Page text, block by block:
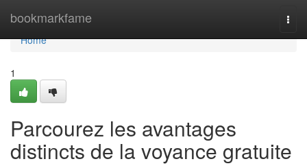
bookmarkfame
Home
Home
1
Parcourez les avantages
distincts de la voyance gratuite